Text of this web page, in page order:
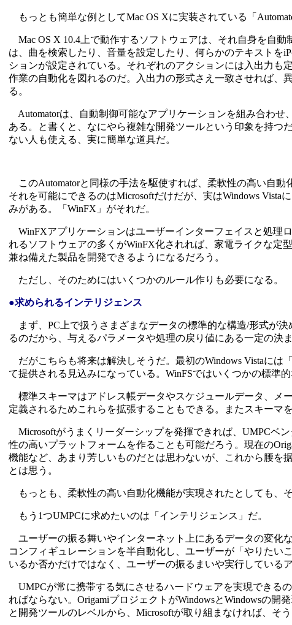
もっとも簡単な例としてMac OS Xに実装されている「
Mac OS X 10.4上で動作するソフトウェアは、それ自身を自動
は、曲を検索したり、音量を設定したり、何らかのテキストを
ションが設定されている。それぞれのアクションには入出力も
作業の自動化を図れるのだ。入出力の形式さえ一致させれば、
る。
Automatorは、自動制御可能なアプリケーションを組み合わ
ある。と書くと、なにやら複雑な開発ツールという印象を持つ
ない人も使える、実に簡単な道具だ。
このAutomatorと同様の手法を駆使すれば、柔軟性の高い自動
それを可能にできるのはMicrosoftだけだが、実はWindows Vista
みがある。「WinFX」がそれだ。
WinFXアプリケーションはユーザーインターフェイスと処理
れるソフトウェアの多くがWinFX化されれば、家電ライクな定
兼ね備えた製品を開発できるようになるだろう。
ただし、そのためにはいくつかのルール作りも必要になる。
●求められるインテリジェンス
まず、PC上で扱うさまざまなデータの標準的な構造/形式が
るのだから、与えるパラメータや処理の戻り値にある一定の決
だがこちらも将来は解決しそうだ。最初のWindows Vistaには
て提供される見込みになっている。WinFSではいくつかの標準
標準スキーマはアドレス帳データやスケジュールデータ、メ
定義されるためこれらを拡張することもできる。またスキーマ
Microsoftがうまくリーダーシップを発揮できれば、UMPCベ
性の高いプラットフォームを作ることも可能だろう。現在の
機能など、あまり芳しいものだとは思わないが、これから腰を
とは思う。
もっとも、柔軟性の高い自動化機能が実現されたとしても、そ
もう1つUMPCに求めたいのは「インテリジェンス」だ。
ユーザーの振る舞いやインターネット上にあるデータの変化
コンフィギュレーションを半自動化し、ユーザーが「やりた
いるか否かだけではなく、ユーザーの振るまいや実行している
UMPCが常に携帯する気にさせるハードウェアを実現できる
ればならない。OrigamiプロジェクトがWindowsとWindowsの
と開発ツールのレベルから、Microsoftが取り組まなければ、そ